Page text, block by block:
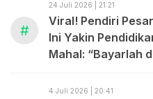
#
24 Juli 2026 | 21:21
Viral! Pendiri
Ini Yakin
Mahal: “Bayarlah
4 Juli 2026 | 20:41